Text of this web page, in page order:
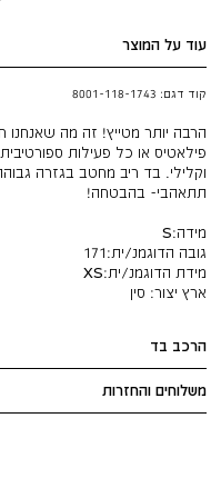
עוד על המוצר
הרכב בד
משלוחים והחזרות
קוד דגם: 8001-118-1743
הרבה יותר מטייץ! זה מה שאנחנו
פילאטיס או כל פעילות
וקלילי. בד ריב מחטב בגזרה
תתאהבי- בהבטחה!
Sמידה:
171גובה הדוגמנ/ית:
XSמידת הדוגמנ/ית:
ארץ יצור: סין